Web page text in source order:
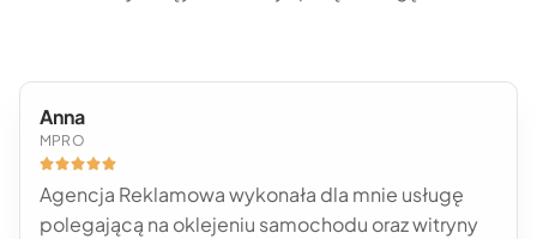
Anna
MPRO

Agencja Reklamowa wykonała dla mnie usługę
polegającą na oklejeniu samochodu oraz witryny